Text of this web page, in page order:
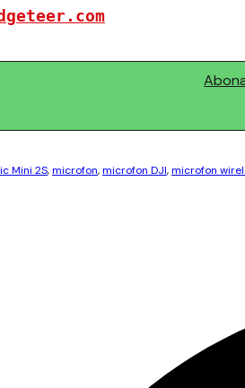
Mini 2S,microfon,microfon DJI,microfon